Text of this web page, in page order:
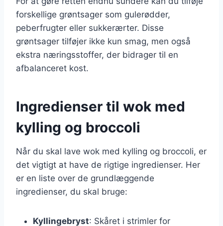
forskellige grøntsager som gulerødder,
peberfrugter eller sukkerærter. Disse
grøntsager tilføjer ikke kun smag, men også
ekstra næringsstoffer, der bidrager til en
afbalanceret kost.
Ingredienser til wok med
kylling og broccoli
Når du skal lave wok med kylling og broccoli, er
det vigtigt at have de rigtige ingredienser. Her
er en liste over de grundlæggende
ingredienser, du skal bruge:
Kyllingebryst: Skåret i strimler for